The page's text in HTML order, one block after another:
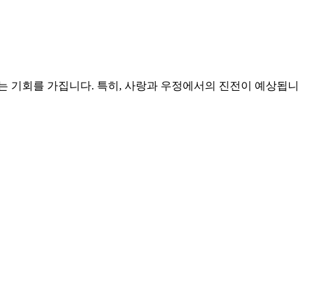
기회를 가집니다. 특히, 사랑과 우정에서의 진전이 예상됩니